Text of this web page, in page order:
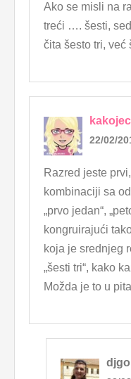
Ako se misli na
treći …. šesti,
čita šesto tri, već
22/02/
Razred jeste
kombinaciji sa
„prvo jedan“,
kongruirajući
koja je srednjeg
„šesti tri“, kako
Možda je to u